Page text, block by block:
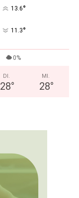
13.6°
11.3°
0%
DI.
28°
MI.
28°